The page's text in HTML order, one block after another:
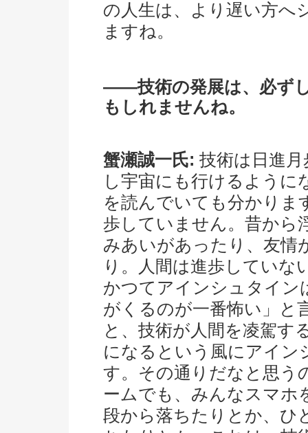
の人生は、より遅い方へ
ますね。
――技術の発展は、必ず
もしれませんね。
蟹瀬誠一氏: 技術は日進
し宇宙にも行けるように
を読んでいても分かりま
歩していません。昔から
みあいがあったり、友情
り。人間は進歩していな
かつてアインシュタイン
がくるのが一番怖い」と
と、技術が人間を凌駕す
になるという風にアイン
す。その通りだなと思う
ームでも、みんなスマホ
段から落ちたりとか、ひ